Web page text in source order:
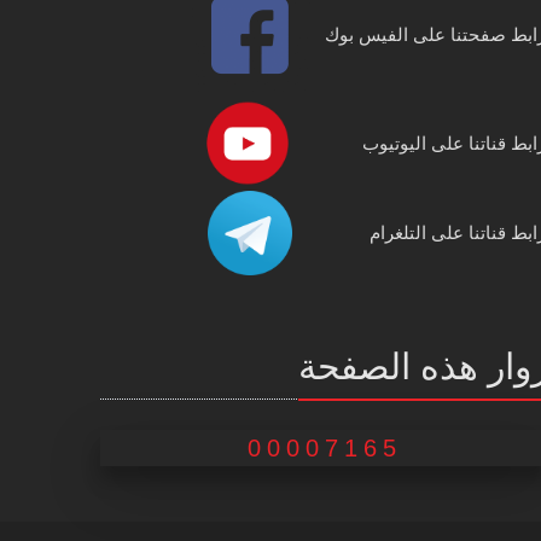
صفحتنا على الفيس بوك
قناتنا على اليوتيوب
قناتنا على التلغرام
هذه الصفحة
00007165